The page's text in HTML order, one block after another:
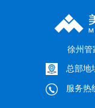
徐州管家
总部地
服务热